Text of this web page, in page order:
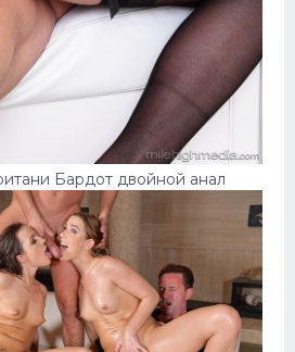
Бардот двойной анал